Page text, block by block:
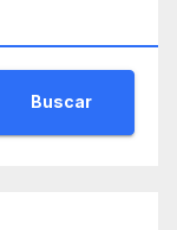
Buscar